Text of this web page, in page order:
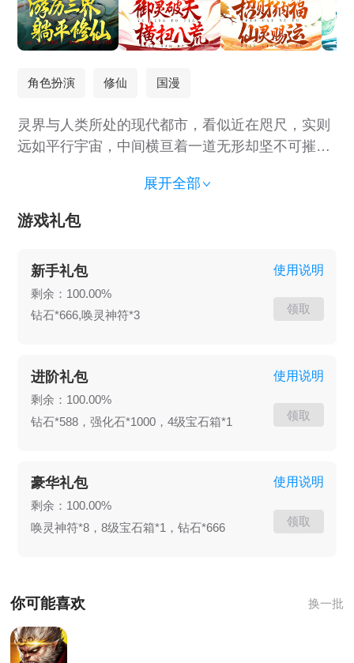
角色扮演 修仙 国漫
灵界与人类所处的现代都市，看似近在咫尺，实则
远如平行宇宙，中间横亘着一道无形却坚不可摧的
灵术。他们能够召唤出威风凛凛的灵将，其身姿挺
拔，气势磅礴，宛如战神降临； 亦能驾驭灵动的灵
宠与仙禽，这些生灵或狡黠可爱，或神俊非凡，与
中的魔物展开激烈搏斗，捍卫灵界的和平与安宁。​
往昔的灵界，繁荣昌盛，灵力资源取之不尽、用之
不竭，文明之光熠熠生辉，达到了令人瞩目的巅
彻底打破了灵界的宁静与繁荣。 灵力如同沙漏中的
细沙，悄然流逝，逐渐枯竭。曾经的辉煌，如今只
化作了人们口中哀愁的传说，在岁月的风中渐渐飘
转动，将她卷入了这场灵界的风云变幻之中。 在那
看似既定的命运背后，还有着更大的秘密、更深邃
的真相，等待着他们在未来的冒险旅途中一一揭
展开全部
游戏礼包
新手礼包
剩余：100.00%
钻石*666,唤灵神符*3
使用说明
领取
进阶礼包
剩余：100.00%
钻石*588，强化石*1000，4级宝石箱*1
使用说明
领取
豪华礼包
剩余：100.00%
唤灵神符*8，8级宝石箱*1，钻石*666
使用说明
领取
你可能喜欢 换一批